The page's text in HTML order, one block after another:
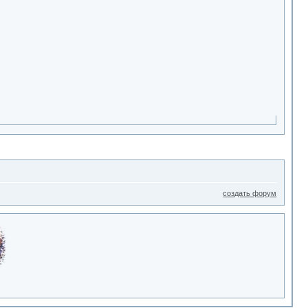
создать форум